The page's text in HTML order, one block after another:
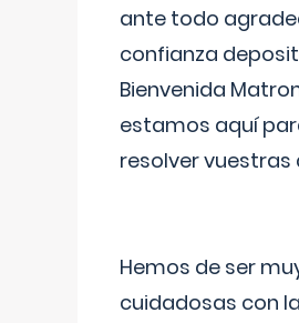
ante todo
confianza
Bienvenida
estamos aquí
resolver vuestras
Hemos de ser
cuidadosas con la